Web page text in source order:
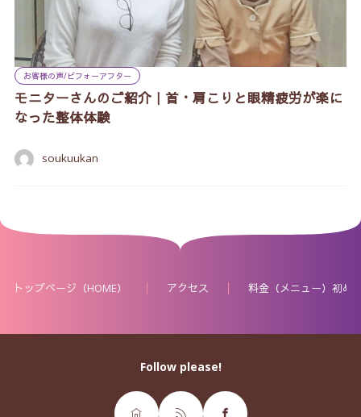
お客様の声/ビフォーアフター
モニターさんのご紹介｜首・肩こりと眼精疲労が楽に
なった整体体験
soukuukan
トップページ（HOME） アクセス 料金（メニュー）初め
Follow please!